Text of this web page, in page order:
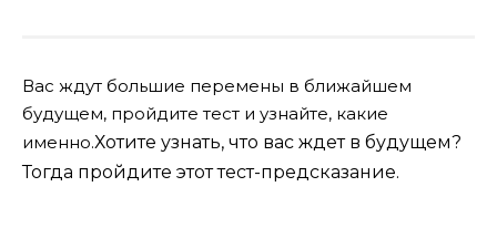
Вас ждут большие перемены в ближайшем
будущем, пройдите тест и узнайте, какие
именно.Хотите узнать, что вас ждет в будущем?
Тогда пройдите этот тест-предсказание.